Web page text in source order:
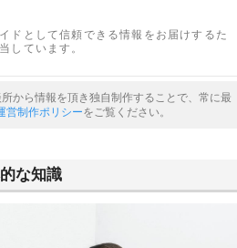
ドとして信頼できる情報をお届けするた
しています。
から情報を頂き独自制作することで、常に最
営制作ポリシーをご覧ください。
な知識